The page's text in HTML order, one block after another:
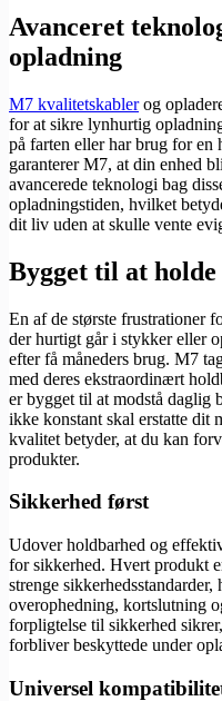
Avanceret
opladning
M7 kvalitetskablerog
for at sikre lynhurtig
på farten eller har brug for en
garanterer M7, at din enhed
avancerede teknologi bag
opladningstiden, hvilket
dit liv uden at skulle vente
Bygget til at holde
En af de største frustrationer
der hurtigt går i stykker eller
efter få måneders brug. M7
med deres ekstraordinært
er bygget til at modstå daglig
ikke konstant skal erstatte dit
kvalitet betyder, at du kan
produkter.
Sikkerhed først
Udover holdbarhed og
for sikkerhed. Hvert produkt
strenge
overophedning, kortslutning
forpligtelse til sikkerhed
forbliver beskyttede under
Universel